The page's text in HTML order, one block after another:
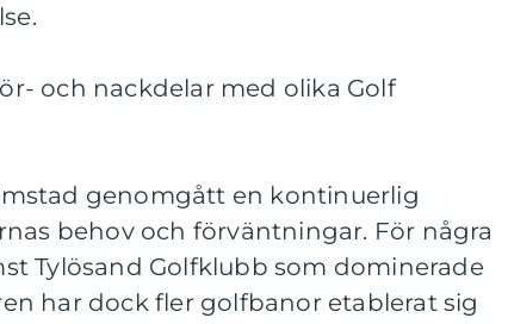
och nackdelar med olika Golf
genomgått en kontinuerlig
behov och förväntningar. För några
Tylösand Golfklubb som dominerade
har dock fler golfbanor etablerat sig